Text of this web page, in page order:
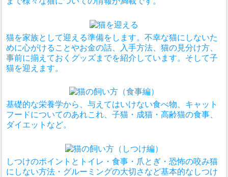
猫を家族として迎える準備をします。不幸な猫にしないた
めに心がけることやお金の話、入手方法、猫の見分け方、
事前に揃えておくグッズまでを紹介しています。そして子
猫を迎えます。
基礎的な栄養学から、与えてはいけない食べ物、キャット
フードについてのあれこれ、子猫・成猫・高齢猫の食事、
ダイエットなど。
しつけのポイントとトイレ・食事・爪とぎ・恐怖の咬み猫
にしない方法・グルーミングの大切さなど基本的なしつけ